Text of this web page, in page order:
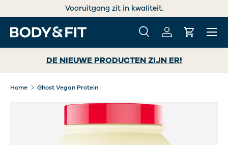
GA NAAR INHOUD
Vooruitgang zit in kwaliteit.
Zoeken
ZoekenInloggen
Menu
DE NIEUWE PRODUCTEN ZIJN ER!
Home Ghost Vegan Protein